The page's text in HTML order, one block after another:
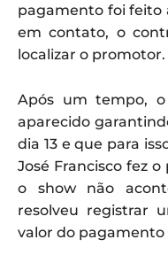
pagamento foi feito
em contato, o
localizar o promotor.
Após um tempo,
aparecido
dia 13 e que para
José Francisco fez
o show não
resolveu registrar
valor do pagamento